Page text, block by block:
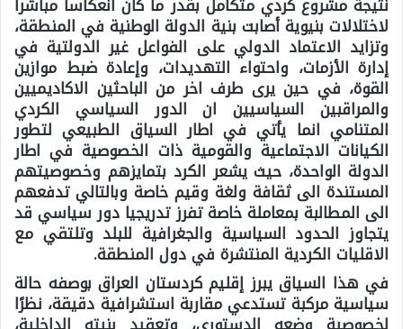
لاختلالات بنيوية أصابت بنية الدولة الوطنية في المنطقة،
وتزايد الاعتماد الدولي على الفواعل غير الدولتية في
إدارة الأزمات، واحتواء التهديدات، وإعادة ضبط موازين
القوة، في حين يرى طرف اخر من الباحثين الاكاديميين
والمراقبين السياسيين ان الدور السياسي الكردي
المتنامي انما يأتي في اطار السياق الطبيعي لتطور
الكيانات الاجتماعية والقومية ذات الخصوصية في اطار
الدولة الواحدة، حيث يشعر الكرد بتمايزهم وخصوصيتهم
المستندة الى ثقافة ولغة وقيم خاصة وبالتالي تدفعهم
الى المطالبة بمعاملة خاصة تفرز تدريجيا دور سياسي قد
يتجاوز الحدود السياسية والجغرافية للبلد وتلتقي مع
الاقليات الكردية المنتشرة في دول المنطقة.
في هذا السياق يبرز إقليم كردستان العراق بوصفه حالة
سياسية مركبة تستدعي مقاربة استشرافية دقيقة، نظرًا